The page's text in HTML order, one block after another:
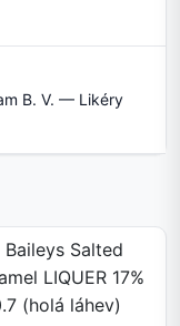
B. V. — Likéry